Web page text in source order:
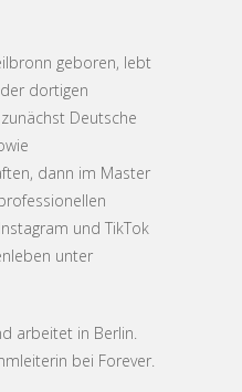
geboren, lebt
dortigen
Deutsche
dann im Master
und TikTok
unter
arbeitet in Berlin.
bei Forever.